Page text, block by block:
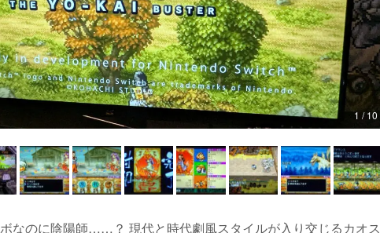
1 / 10
なのに陰陽師……？ 現代と時代劇風スタイルが入り交じるカオス